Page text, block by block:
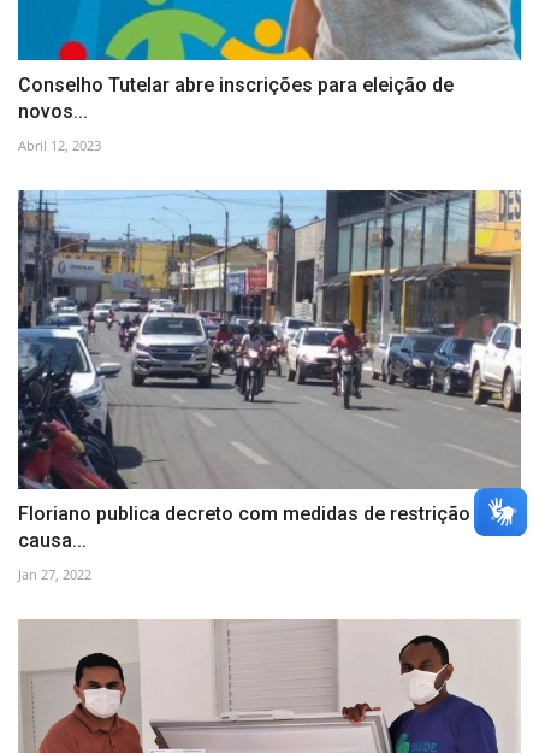
Conselho Tutelar abre inscrições para eleição de
novos...
Abril 12, 2023
Floriano publica decreto com medidas de restrição por
causa...
Jan 27, 2022